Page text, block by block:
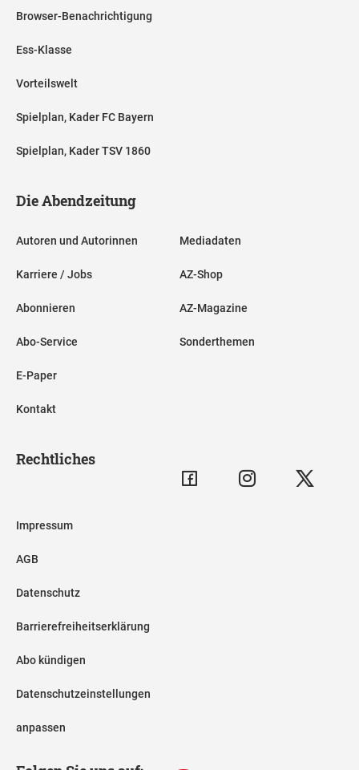
Browser-Benachrichtigung
Ess-Klasse
Vorteilswelt
Spielplan, Kader FC Bayern
Spielplan, Kader TSV 1860
Die Abendzeitung
Autoren und Autorinnen
Karriere / Jobs
Abonnieren
Abo-Service
E-Paper
Kontakt
Mediadaten
AZ-Shop
AZ-Magazine
Sonderthemen
Rechtliches
Impressum
AGB
Datenschutz
Barrierefreiheitserklärung
Abo kündigen
Datenschutzeinstellungen
anpassen